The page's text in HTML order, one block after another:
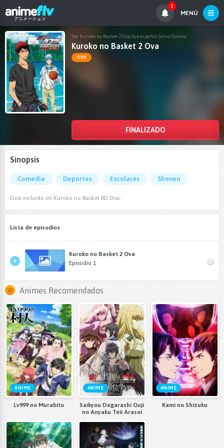
1
MENÚ
Ver Kuroko no Basket 2 Ova Sub español latino Online
Kuroko no Basket 2 Ova
OVA
FINALIZADO
Sinopsis
Comedia Deportes Escolares Shonen
Ova incluido en Kuroko no Basket BD Disc.
Lista de episodios
Kuroko no Basket 2 Ova
Episodio 1
Animes Recomendados
ANIME
Lv999 no Murabito
ANIME
Saikyou Degarashi Ouji
no Anyaku Teii Arasoi
ANIME
Kami no Shizuku